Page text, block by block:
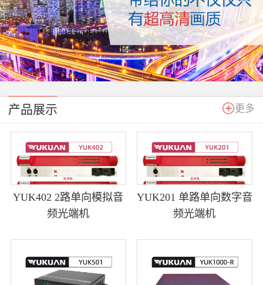
产品展示 更多
YUK402 2路单向模拟音
频光端机
YUK201 单路单向数字音
频光端机